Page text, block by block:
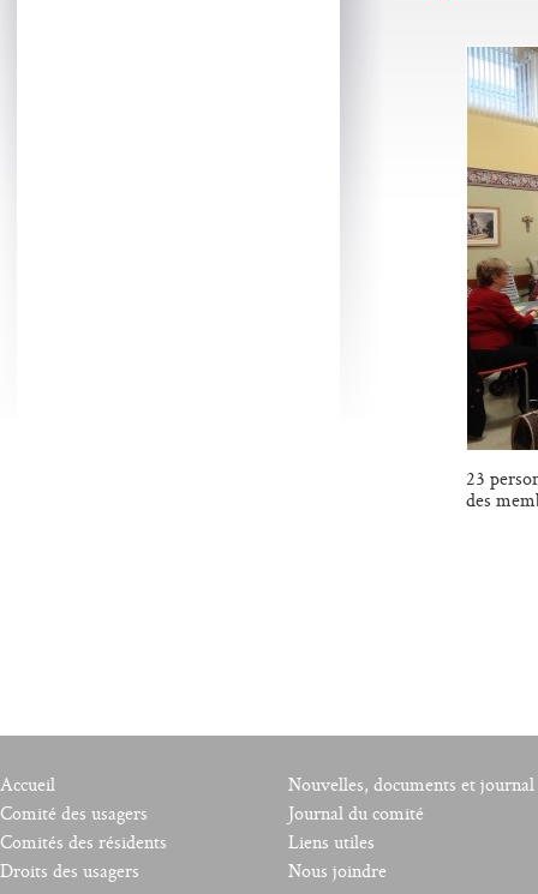
23
des
Accueil
Comité des usagers
Comités des résidents
Droits des usagers
Nouvelles, documents et journal
Journal du comité
Liens utiles
Nous joindre